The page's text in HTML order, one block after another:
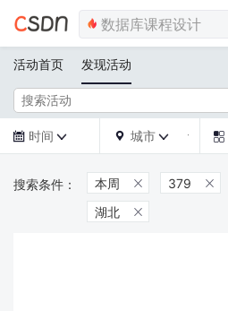
活动首页 发现活动
 时间   城市  
本周  379 
湖北 